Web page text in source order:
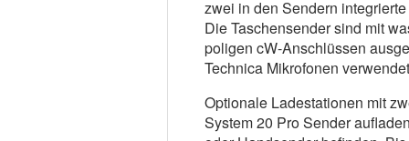
zwei in den Sendern
Die Taschensender sind mit
poligen cW-Anschlüssen
Technica Mikrofonen
Optionale Ladestationen mit
System 20 Pro Sender